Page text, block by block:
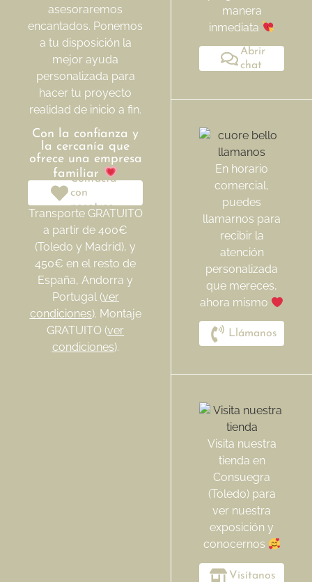
asesoraremos
encantados. Ponemos
a tu disposición la
mejor ayuda
personalizada para
hacer tu proyecto
realidad de inicio a fin.
Con la confianza y
la cercanía que
ofrece una empresa
familiar
Contacta
con
nosotros
Transporte GRATUITO
a partir de 400€
(Toledo y Madrid), y
450€ en el resto de
España, Andorra y
Portugal (ver
condiciones). Montaje
GRATUITO (ver
condiciones).
manera
inmediata
Abrir
chat
En horario
comercial,
puedes
llamarnos para
recibir la
atención
personalizada
que mereces,
ahora mismo
Llámanos
Visita nuestra
tienda en
Consuegra
(Toledo) para
ver nuestra
exposición y
conocernos
Visítanos